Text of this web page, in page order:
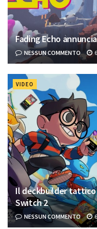
Fading Echo
NESSUN COMMENTO
VIDEO
Il deckbuilder tattico
Switch 2
NESSUN COMMENTO